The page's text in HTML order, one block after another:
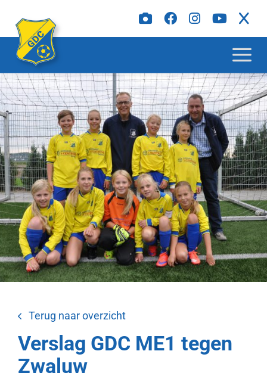
Terug naar overzicht
Verslag GDC ME1 tegen
Zwaluw